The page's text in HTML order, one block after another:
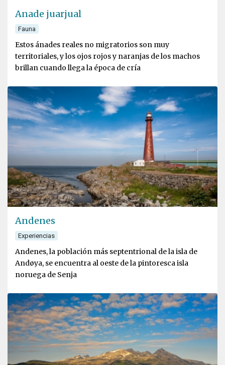
Anade juarjual
Fauna
Estos ánades reales no migratorios son muy
territoriales, y los ojos rojos y naranjas de los machos
brillan cuando llega la época de cría
Andenes
Experiencias
Andenes, la población más septentrional de la isla de
Andøya, se encuentra al oeste de la pintoresca isla
noruega de Senja